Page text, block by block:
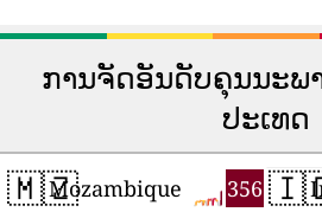
ການຈັດອັນດັບຄຸນນະພ
ປະເທດ
🇲🇿 356
Mozambique